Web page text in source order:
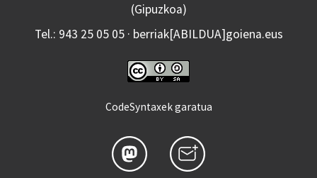
(Gipuzkoa)
Tel.: 943 25 05 05 · berriak[ABILDUA]goiena.eus
CodeSyntaxek garatua